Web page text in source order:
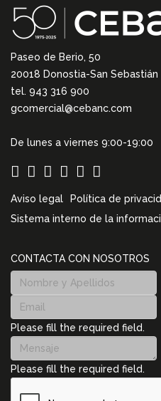
Paseo de Berio, 50
20018 Donostia-San Sebastián
tel. 943 316 900
gcomercial@cebanc.com
De lunes a viernes 9:00-19:00
Aviso legal Política de
Sistema interno de la
CONTACTA CON NOSOTROS
Please fill the required field.
Please fill the required field.